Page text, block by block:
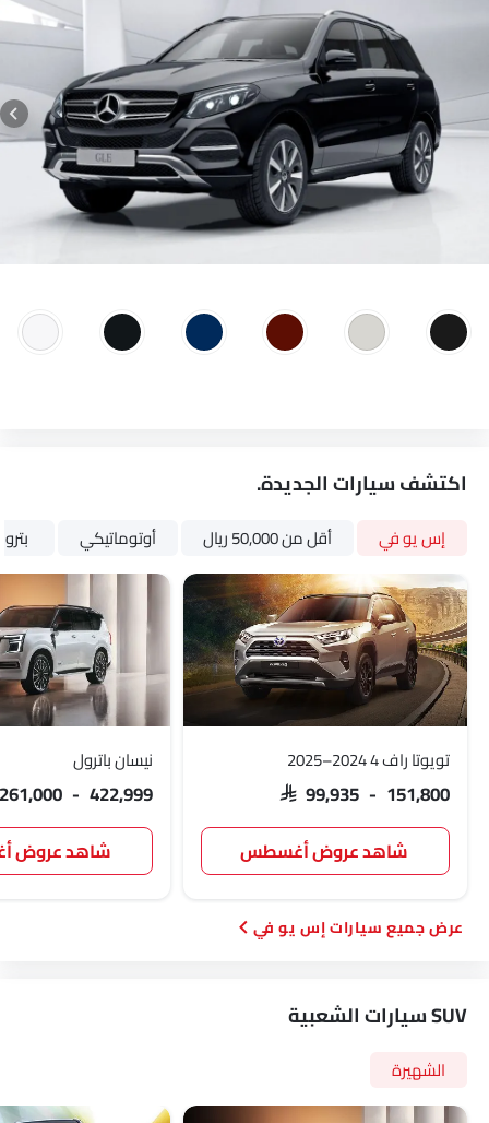
مقياس المسافة الرقمي
مقياس تاتشو
مقياس تعدد الرحلات الإلكتروني
عجلة قيادة جلدية
ساعة رقمية
ارتفاع مقعد السائق قابل للتعديل
دخول بدون مفتاح
مراقبة ضغط الإطارات
توزيع قوة الفرامل إلكترونيًا (EBD)
مقاعد مدفأة - أمامية
مرآة الرؤية الخلفية قابلة للطي كهربائياً
جناح خلفي
عرض خارج درجة الحرارة
حاملات الأكواب-الخلفية
مصابيح أمامية أوتوماتيكية
السكك الحديدية السقف
كاميرا خلفية
سقف الشمس
أقفال باب الطاقة
وسائد هوائية جانبية - خلفية
سيلينيت جراي, أزرق سودالايت معدني.
اكتشف سيارات الجديدة.
إس يو في أقل من 50,000 ريال أوتوماتيكي
تويوتا راف 4 2024–2025
SAR 99,935 - 151,800
شاهد عروض أغسطس
نيسان باترول
261,000 - 422,999
شاهد عروض
سيارات إس يو في
SUV سيارات الشعبية
الشهيرة